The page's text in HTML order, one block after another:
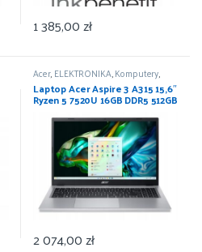
1 385,00zł
Acer, ELEKTRONIKA,Komputery,
Laptopy
Laptop Acer Aspire 3 A315 15,6″
Ryzen 5 7520U 16GB DDR5 512GB
SSD Win11 IPS
2 074,00zł